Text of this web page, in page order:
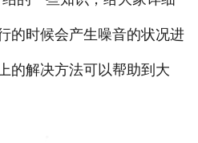
的时候会产生噪音的状况进
的解决方法可以帮助到大